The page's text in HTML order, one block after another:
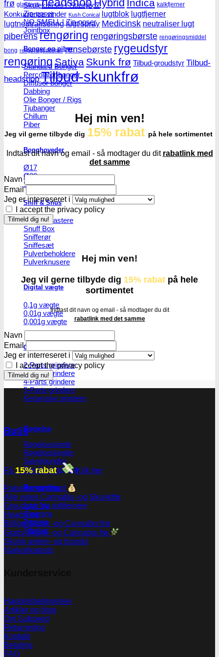
Skulekasser / Stashbox
Zip-poser
NO SMELL | Zip-poser
Jointbox
Bonger og piber
Standard Bonger
Percolator bonger
Diffusor bonger
Dabbing
Olie Bonger / Rigs
Tjubanger
Chillum
Piber
Bonghoveder
Ø17
Ø20
SG14
Sniff & Snus
Master blastere
Snuff Box
Snifferør
Sniffesæt
Pulverbeholdere
Pulverknusere
Digital vægte
0,1g vægte
0,01g vægte
0,001g vægte
Grindere
2-Parts grindere
3-Parts grindere
4-Parts grindere
5-Parts grindere
Keramiske grindere
Røgelse
Røgelsespinde
Røgelseskegler
Salviebundter
Røgelsesholdere
Rengøring
Lugt- og duftfjernere
Glasrens
Børster
Tilbehør
frø glasrens headshopHybrid Indica kalkfjerner
Konkurrence vinder Kush Conical lugtblok lugtfjerner
lugtneutralisering lugt spray Medicinsk neutraliser lugt
piberens rengøring rengøringsbørste rengøringsmiddel
bong rengøringstilbehør rensebørste rygeudstyr
rengøring Sativa Skunk frø Tilbud-groudstyr Tilbud-
headshop Tilbud-skunkfrø
Hej min ven!
Jeg vil gerne tilbyde dig 15% rabat på hele sortimentet
Indtast dit navn og email - så modtager du dit rabatlink med
det samme
Navn
Email
Jeg er interreseret i
I accept the privacy policy
Hej min ven!
Jeg vil gerne tilbyde dig 15% rabat på hele
sortimentet
Indtast dit navn og email - så modtager du dit
rabatlink med det samme
Navn
Email
Jeg er interreseret i
I accept the privacy policy
Butik
Få 15% rabat Klik her
Rabatter og tilbud
Alle vores Cannabis -og Skunkfrø
Groudstyr
Headshop
Billige Skunk -og Cannabis frø
Gratis Skunk -og Cannabis frø
Skunk avlere- og brands
Narkotikatests
Handelsbetingelser
Artikler og blog
Om Subseed
Returnering
Kontakt
Betaling
FAQ